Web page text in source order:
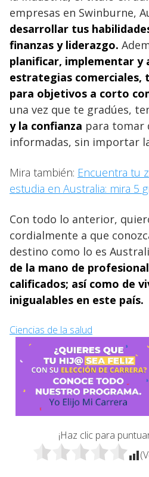
empresas en Swinburne,
desarrollar tus
finanzas y liderazgo.
planificar, implementar y
estrategias comerciales,
para objetivos a corto
una vez que te gradúes,
y la confianza para tomar
informadas, sin importar
Mira también: Encuentra tu
estudia en Australia: mira 5
Con todo lo anterior,
cordialmente a que
destino como lo es
de la mano de
calificados; así como de
inigualables en este país.
Ciencias de la salud
¡Haz clic para